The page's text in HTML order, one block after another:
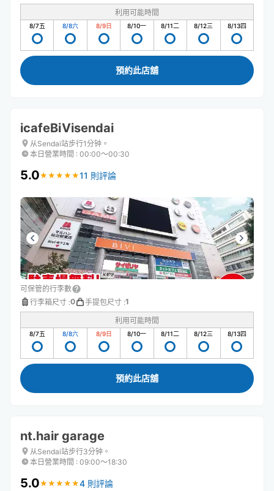
利用可能時間
8/7五 8/8六 8/9日 8/10一 8/11二 8/12三 8/13四
預約此店舖
icafeBiVisendai
从Sendai站步行1分钟。
本日營業時間 : 00:00〜00:30
5.0★ ★ ★ ★ ★
★ ★ ★ ★ ★11 則評論
可保管的行李數
行李箱尺寸 :0 手提包尺寸 :1
利用可能時間
8/7五 8/8六 8/9日 8/10一 8/11二 8/12三 8/13四
預約此店舖
nt.hair garage
从Sendai站步行3分钟。
本日營業時間 : 09:00〜18:30
5.0★ ★ ★ ★ ★
★ ★ ★ ★ ★4 則評論